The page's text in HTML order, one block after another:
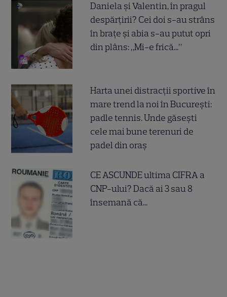
Daniela și Valentin, în pragul
despărțirii? Cei doi s-au strâns
în brațe și abia s-au putut opri
din plâns: „Mi-e frică...”
Harta unei distracții sportive în
mare trend la noi în București:
padle tennis. Unde găsești
cele mai bune terenuri de
padel din oraș
CE ASCUNDE ultima CIFRA a
CNP-ului? Dacă ai 3 sau 8
însemană că...